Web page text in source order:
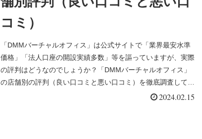
コミ）
「DMMバーチャルオフィス」は公式サイトで「業界最安水準
価格」「法人口座の開設実績多数」等を謳っていますが、実際
の評判はどうなのでしょうか？「DMMバーチャルオフィス」
の店舗別の評判（良い口コミと悪い口コミ）を徹底調査してみ
2024.02.15